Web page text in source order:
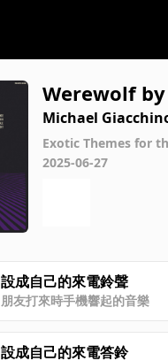
Werewolf
Suite
Michael
Exotic Themes for
een, Vol. 2
2025-06-27
設成自己的來電鈴聲
朋友打來時手機響起的音樂
設成自己的來電答鈴